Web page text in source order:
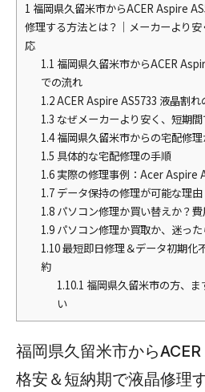
1 福岡県久留米市からACER Aspire
修理する方法とは？｜メーカーより
応
1.1 福岡県久留米市からACER
での流れ
1.2ACER Aspire AS5733 液晶割
1.3 なぜメーカーより安く、短期
1.4福岡県久留米市からの宅配修
1.5 具体的な宅配修理の手順
1.6実際の修理事例：Acer Aspire
1.7データ保持の修理が可能な理由
1.8パソコン修理か買い替えか？
1.9パソコン修理か買取か、迷っ
1.10最短即日修理＆データ初期化
約
1.10.1 福岡県久留米市の方、
い
福岡県久留米市から
格安＆短納期で液晶修理